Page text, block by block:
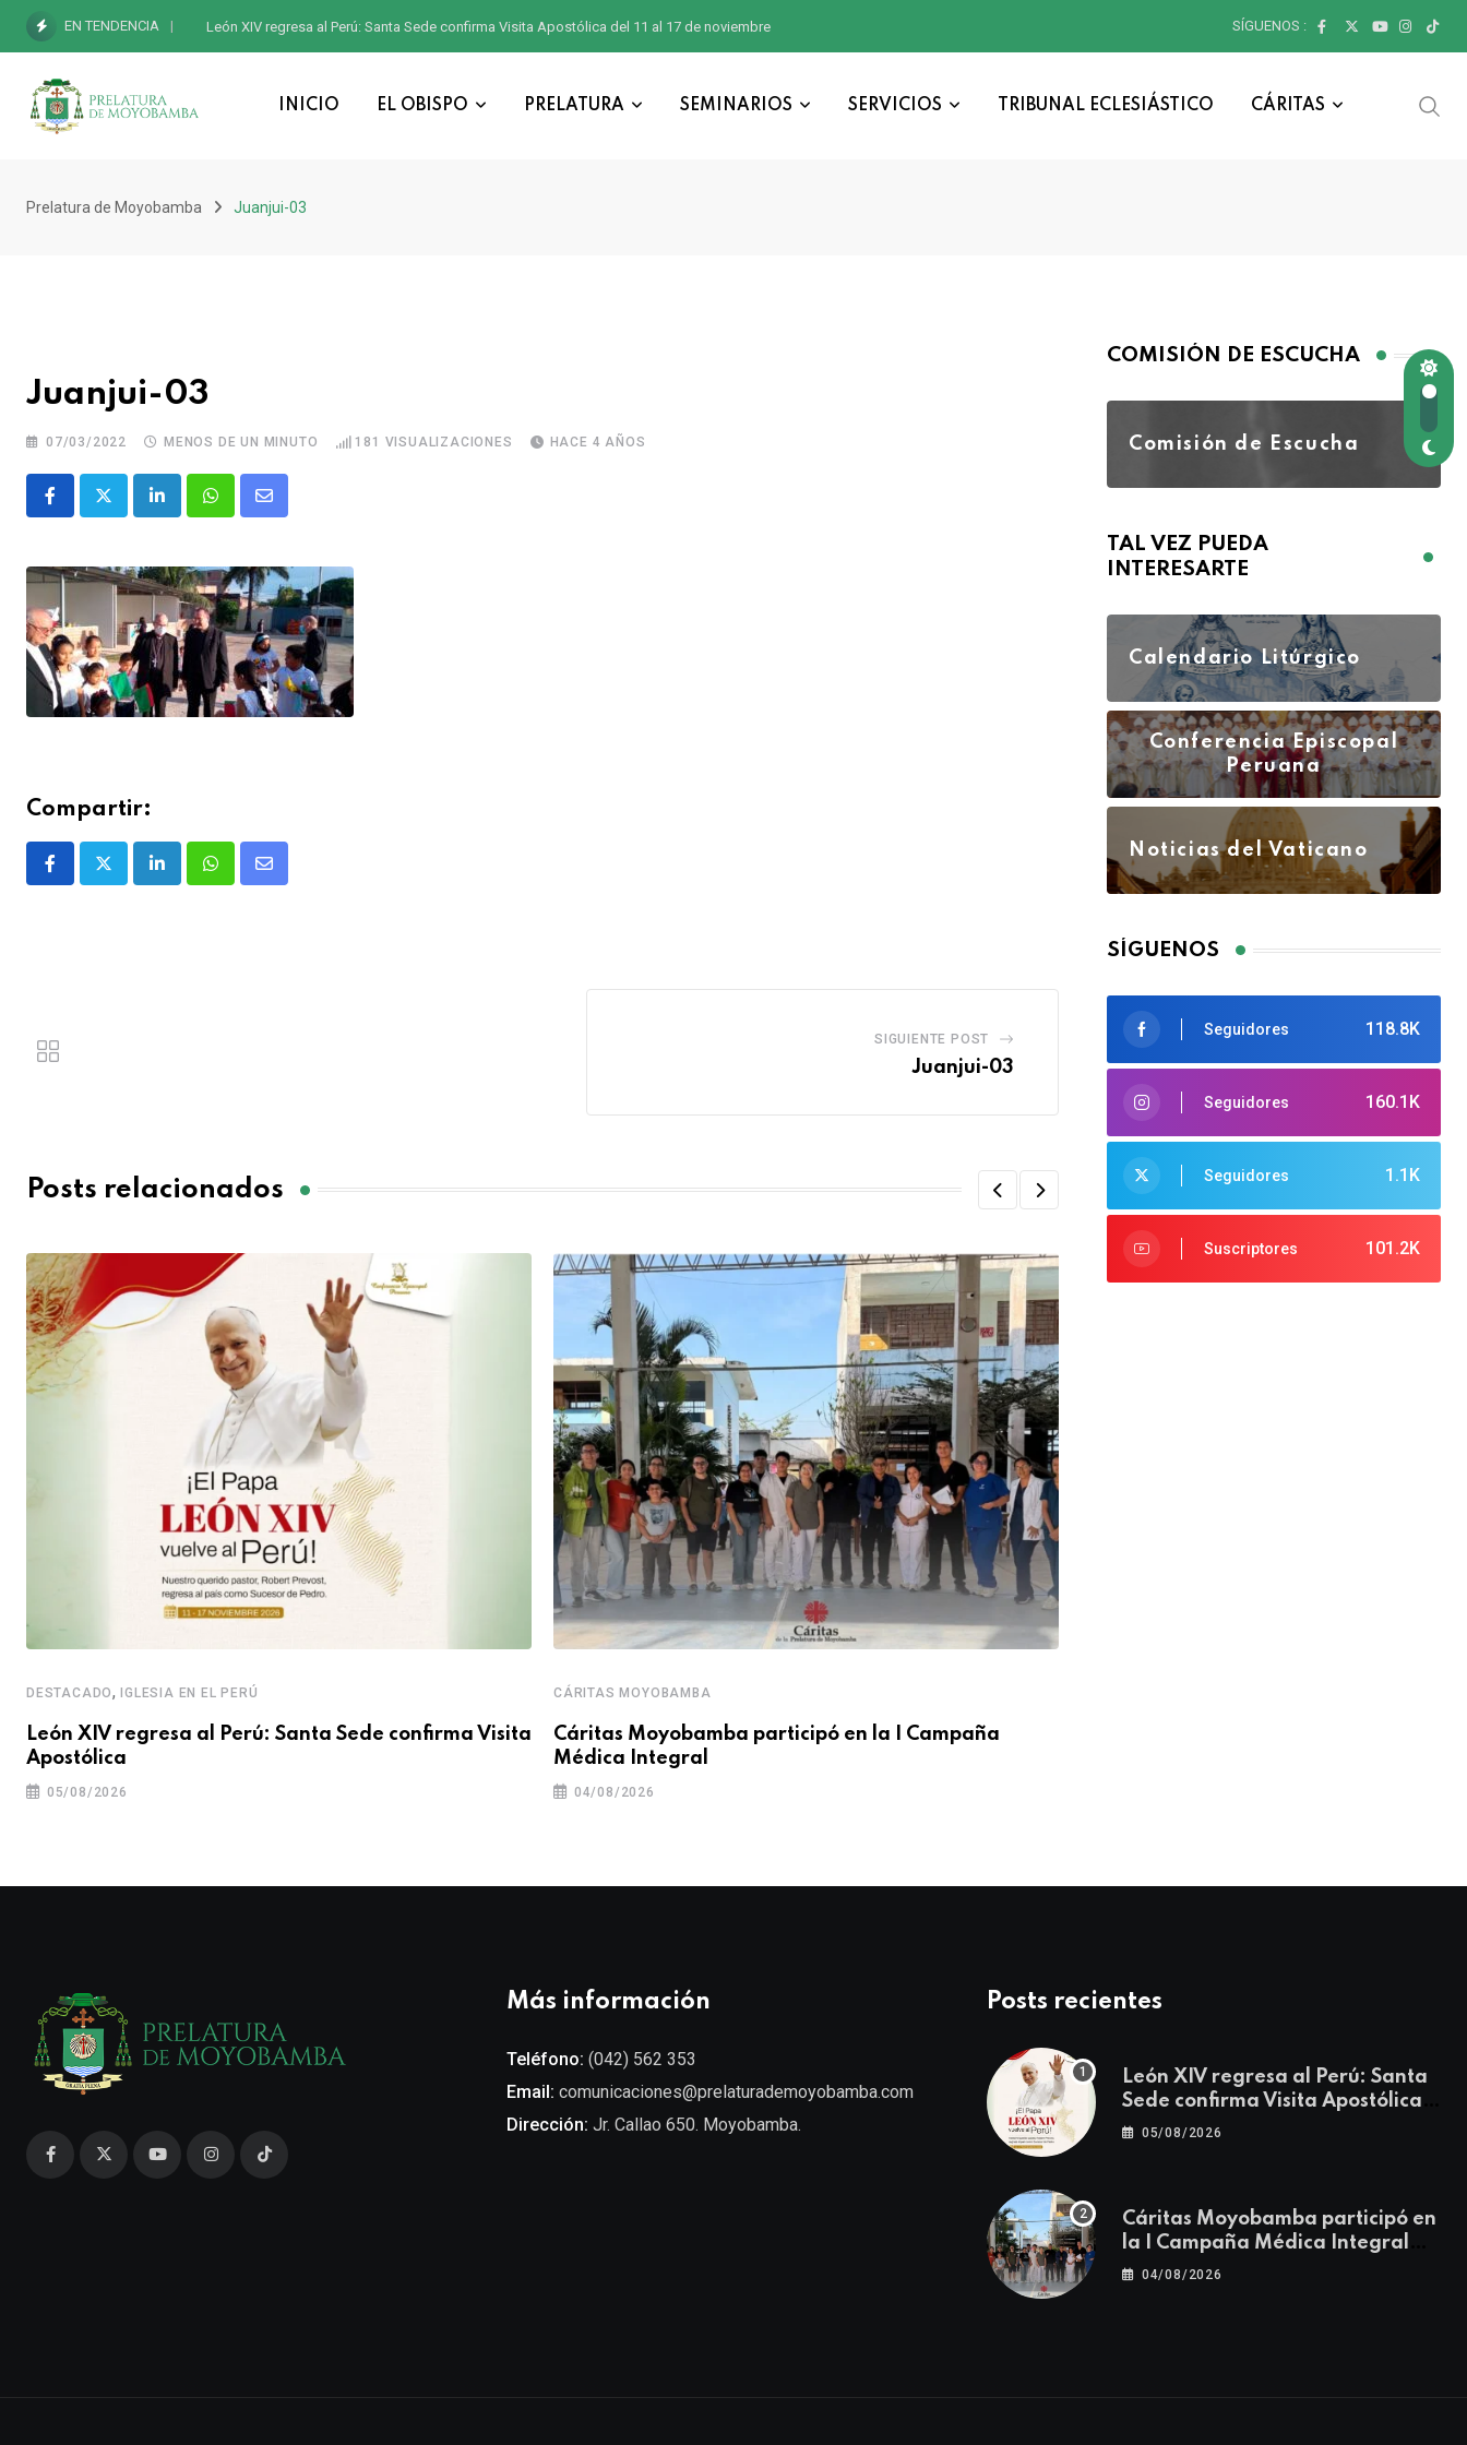
EN TENDENCIA León XIV regresa al Perú: Santa Sede confirma Visita Apostólica del 11 al 17 de noviembre SÍGUENOS :
INICIO EL OBISPO PRELATURA SEMINARIOS SERVICIOS TRIBUNAL ECLESIÁSTICO CÁRITAS
Prelatura de Moyobamba Juanjui-03
Juanjui-03
07/03/2022 MENOS DE UN MINUTO 181 VISUALIZACIONES HACE 4 AÑOS
Compartir:
SIGUIENTE POST
Juanjui-03
Posts relacionados
DESTACADO,IGLESIA EN EL PERÚ
León XIV regresa al Perú: Santa Sede confirma Visita
Apostólica
05/08/2026
CÁRITAS MOYOBAMBA
Cáritas Moyobamba participó en la I Campaña
Médica Integral
04/08/2026
COMISIÓN DE ESCUCHA
Comisión de Escucha
TAL VEZ PUEDA
INTERESARTE
Calendario Litúrgico
Conferencia Episcopal
Peruana
Noticias del Vaticano
SÍGUENOS
118.8K
Seguidores
160.1K
Seguidores
1.1K
Seguidores
101.2K
Suscriptores
Más información
Teléfono: (042) 562 353
Email: comunicaciones@prelaturademoyobamba.com
Dirección: Jr. Callao 650. Moyobamba.
Posts recientes
León XIV regresa al Perú: Santa
Sede confirma Visita Apostólica
del 11 al 17 de noviembre
05/08/2026
Cáritas Moyobamba participó en
la I Campaña Médica Integral
Gratuita llevando salud y
04/08/2026